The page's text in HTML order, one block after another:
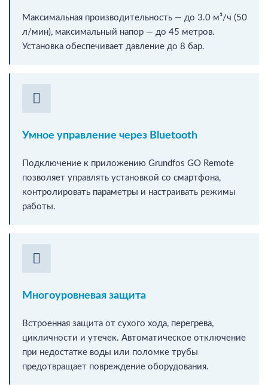
Максимальная производительность — до 3.0 м³/ч (50
л/мин), максимальный напор — до 45 метров.
Установка обеспечивает давление до 8 бар.
Умное управление через Bluetooth
Подключение к приложению Grundfos GO Remote
позволяет управлять установкой со смартфона,
контролировать параметры и настраивать режимы
работы.
Многоуровневая защита
Встроенная защита от сухого хода, перегрева,
цикличности и утечек. Автоматическое отключение
при недостатке воды или поломке трубы
предотвращает повреждение оборудования.